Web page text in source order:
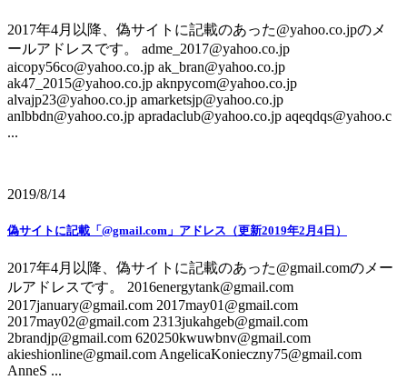
2017年4月以降、偽サイトに記載のあった@yahoo.co.jpのメ
ールアドレスです。 adme_2017@yahoo.co.jp
aicopy56co@yahoo.co.jp ak_bran@yahoo.co.jp
ak47_2015@yahoo.co.jp aknpycom@yahoo.co.jp
alvajp23@yahoo.co.jp amarketsjp@yahoo.co.jp
anlbbdn@yahoo.co.jp apradaclub@yahoo.co.jp aqeqdqs@yahoo.c
...
2019/8/14
偽サイトに記載「@gmail.com」アドレス（更新2019年2月4日）
2017年4月以降、偽サイトに記載のあった@gmail.comのメー
ルアドレスです。 2016energytank@gmail.com
2017january@gmail.com 2017may01@gmail.com
2017may02@gmail.com 2313jukahgeb@gmail.com
2brandjp@gmail.com 620250kwuwbnv@gmail.com
akieshionline@gmail.com AngelicaKonieczny75@gmail.com
AnneS ...